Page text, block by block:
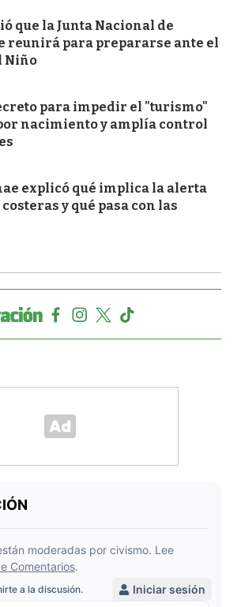
que la Junta Nacional de
reunirá para prepararse ante el
Niño
para impedir el "turismo"
nacimiento y amplía control
explicó qué implica la alerta
y qué pasa con las